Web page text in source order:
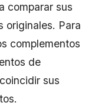
comparar sus
originales. Para
complementos
de
sus